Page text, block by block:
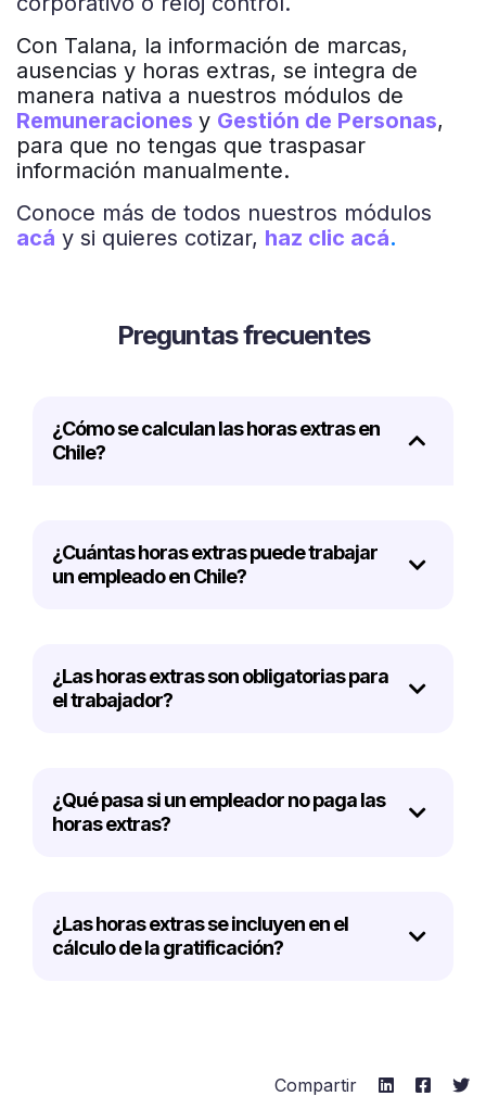
Con Talana, la información de marcas,
ausencias y horas extras, se integra de
manera nativa a nuestros módulos de
Remuneraciones y Gestión de Personas,
para que no tengas que traspasar
información manualmente.
Conoce más de todos nuestros módulos
acá y si quieres cotizar, haz clic acá.
Preguntas frecuentes
¿Cómo se calculan las horas extras en
Chile?
¿Cuántas horas extras puede trabajar
un empleado en Chile?
¿Las horas extras son obligatorias para
el trabajador?
¿Qué pasa si un empleador no paga las
horas extras?
¿Las horas extras se incluyen en el
cálculo de la gratificación?
Compartir